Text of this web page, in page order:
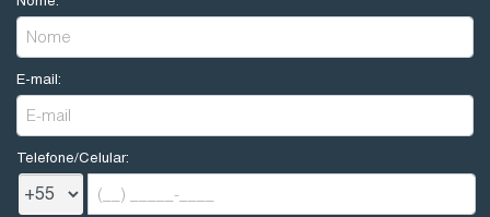
E-mail:
Telefone/Celular: